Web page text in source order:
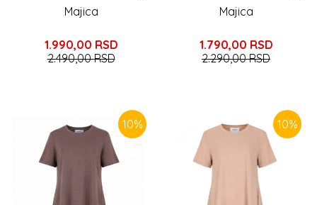
Majica
1.990,00 RSD
2.490,00RSD
Majica
1.790,00 RSD
2.290,00RSD
10% 10%